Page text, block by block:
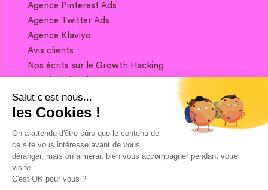
Agence Pinterest Ads
Agence Twitter Ads
Agence Klaviyo
Avis clients
Nos écrits sur le Growth Hacking
Si vous souhaitez garder contact, et obtenir
un condensé de Growth Marketing chaque
semaine, ça se passe juste ici 👇
Salut c'est nous...
les Cookies !
On a attendu d'être sûrs que le contenu de
ce site vous intéresse avant de vous
déranger, mais on aimerait bien vous accompagner pendant votre
visite...
C'est OK pour vous ?